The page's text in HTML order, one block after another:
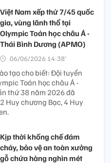
Việt Nam xếp thứ 7/45 quốc
gia, vùng lãnh thổ tại
Olympic Toán học châu Á -
Thái Bình Dương (APMO)
06/06/2026 14:38’
tạo cho biết: Đội tuyển
Toán học châu Á -
thứ 38 năm 2026 đã
Huy chương Bạc, 4 Huy
Kịp thời khống chế đám
cháy, bảo vệ an toàn xưởng
gỗ chứa hàng nghìn mét